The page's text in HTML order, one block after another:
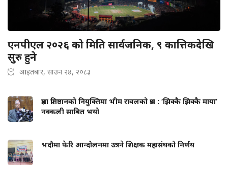
एनपीएल २०२६ को मिति सार्वजनिक, ९ कात्तिकदेखि
सुरु हुने
आइतबार, साउन २४, २०८३
प्रज्ञा प्रतिष्ठानको नियुक्तिमा भीम रावलको प्रश्न : ‘झिक्कै झिक्कै माया’
नक्कली साबित भयो
भदौमा फेरि आन्दोलनमा उत्रने शिक्षक महासंघको निर्णय